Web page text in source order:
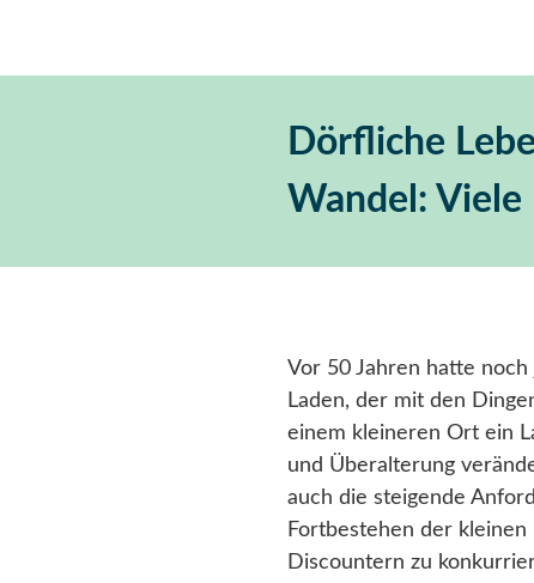
Dörfliche
Wandel:
Vor 50 Jahren hatte
Laden, der mit den
einem kleineren Ort ein
und Überalterung
auch die steigende
Fortbestehen der
Discountern zu